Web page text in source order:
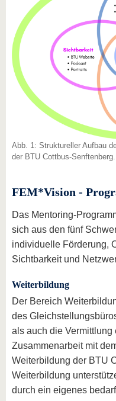
Abb. 1: Struktureller Aufbau
der BTU Cottbus-
FEM*Vision -
Das Mentoring-
sich aus den fünf
individuelle Förderung,
Sichtbarkeit und
Weiterbildung
Der Bereich
des
als auch die
Zusammenarbeit mit
Weiterbildung der BTU
Weiterbildung
durch ein eigenes